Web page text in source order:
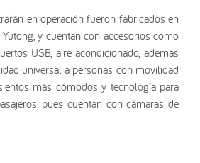
en operación fueron fabricados en
y cuentan con accesorios como
USB, aire acondicionado, además
universal a personas con movilidad
más cómodos y tecnología para
pues cuentan con cámaras de